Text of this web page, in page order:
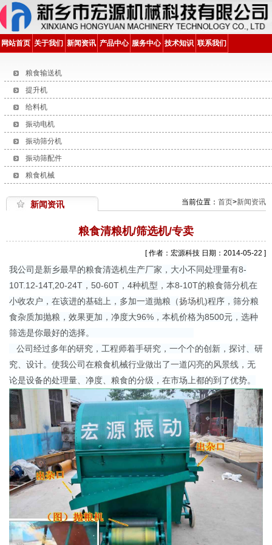
网站首页 关于我们 新闻资讯 产品中心 服务中心 技术知识 联系我们
粮食输送机
提升机
给料机
振动电机
振动筛分机
振动筛配件
粮食机械
新闻资讯 当前位置： 首页>新闻资讯
粮食清粮机/筛选机/专卖
[ 作者：宏源科技 日期：2014-05-22 ]
我公司是新乡最早的粮食清选机生产厂家，大小不同处理量有8-
10T.12-14T,20-24T，50-60T，4种机型，本8-10T的粮食筛分机在
小收农户，在该进的基础上，多加一道抛粮（扬场机)程序，筛分粮
食杂质加抛粮，效果更加，净度大96%，本机价格为8500元，选种
筛选是你最好的选择。
公司经过多年的研究，工程师着手研究，一个个的创新，探讨、研
究、设计。使我公司在粮食机械行业做出了一道闪亮的风景线，无
论是设备的处理量、净度、粮食的分级，在市场上都的到了优势。